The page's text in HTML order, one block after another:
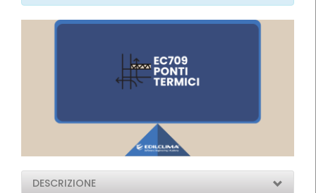
DESCRIZIONE